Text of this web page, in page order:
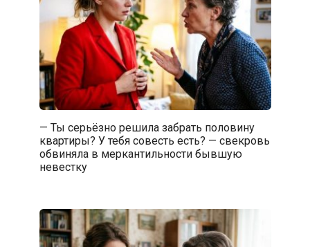
— Ты серьёзно решила забрать половину
квартиры? У тебя совесть есть? — свекровь
обвиняла в меркантильности бывшую
невестку